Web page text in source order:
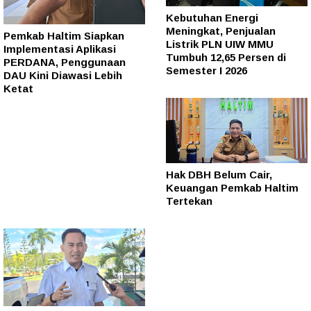
Pemkab Haltim Siapkan
Implementasi Aplikasi
PERDANA, Penggunaan
DAU Kini Diawasi Lebih
Ketat
Kebutuhan Energi
Meningkat, Penjualan
Listrik PLN UIW MMU
Tumbuh 12,65 Persen di
Semester I 2026
Hak DBH Belum Cair,
Keuangan Pemkab Haltim
Tertekan